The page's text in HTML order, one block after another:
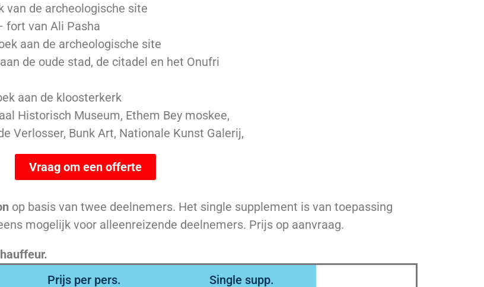
van de archeologische site
fort van Ali Pasha
aan de archeologische site
de oude stad, de citadel en het Onufri
aan de kloosterkerk
Historisch Museum, Ethem Bey moskee,
Verlosser, Bunk Art, Nationale Kunst Galerij,
Vraag om een offerte
op basis van twee deelnemers. Het single supplement is van toepassing
mogelijk voor alleenreizende deelnemers. Prijs op aanvraag.
Prijs per pers. Single supp.